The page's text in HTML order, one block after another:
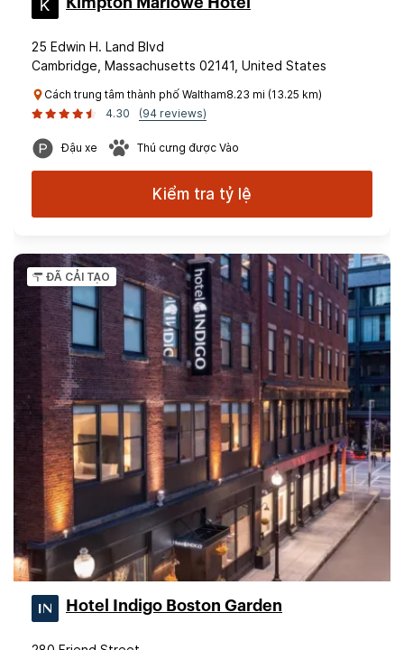
25 Edwin H. Land Blvd
Cambridge, Massachusetts 02141, United States
Cách trung tâm thành phố Waltham8.23 mi (13.25 km)
4.30
(94 reviews)
Đậu xe Thú cưng được Vào
Kiểm tra tỷ lệ
ĐÃ CẢI TẠO
Hotel Indigo Boston Garden